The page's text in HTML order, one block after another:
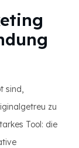
sind,
zu
Tool: die